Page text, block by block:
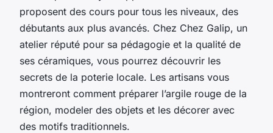
proposent des cours pour tous les niveaux, des
débutants aux plus avancés. Chez Chez Galip, un
atelier réputé pour sa pédagogie et la qualité de
ses céramiques, vous pourrez découvrir les
secrets de la poterie locale. Les artisans vous
montreront comment préparer l’argile rouge de la
région, modeler des objets et les décorer avec
des motifs traditionnels.